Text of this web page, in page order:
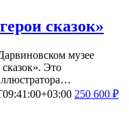
сказок»
музее
Это
250 600 ₽